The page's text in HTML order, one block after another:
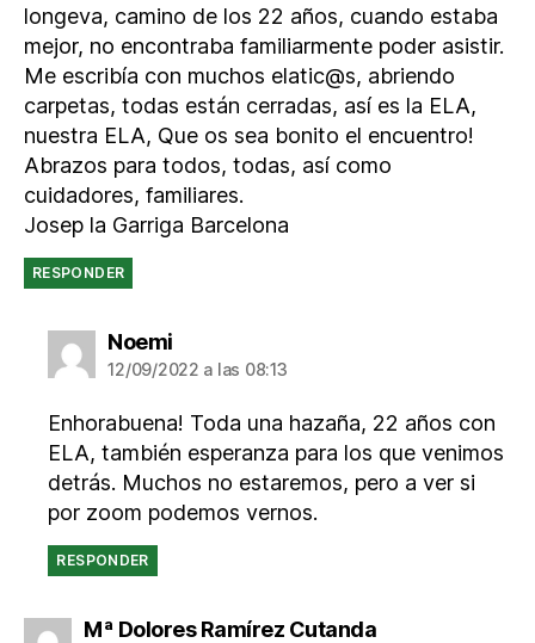
longeva, camino de los 22 años, cuando estaba
mejor, no encontraba familiarmente poder asistir.
Me escribía con muchos elatic@s, abriendo
carpetas, todas están cerradas, así es la ELA,
nuestra ELA, Que os sea bonito el encuentro!
Abrazos para todos, todas, así como
cuidadores, familiares.
Josep la Garriga Barcelona
RESPONDER
Noemidice:
12/09/2022 a las 08:13
Enhorabuena! Toda una hazaña, 22 años con
ELA, también esperanza para los que venimos
detrás. Muchos no estaremos, pero a ver si
por zoom podemos vernos.
RESPONDER
Mª Dolores Ramírez Cutandadice: